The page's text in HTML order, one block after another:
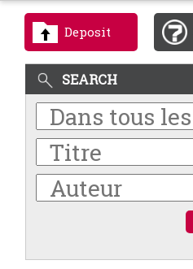
Deposit
SEARCH